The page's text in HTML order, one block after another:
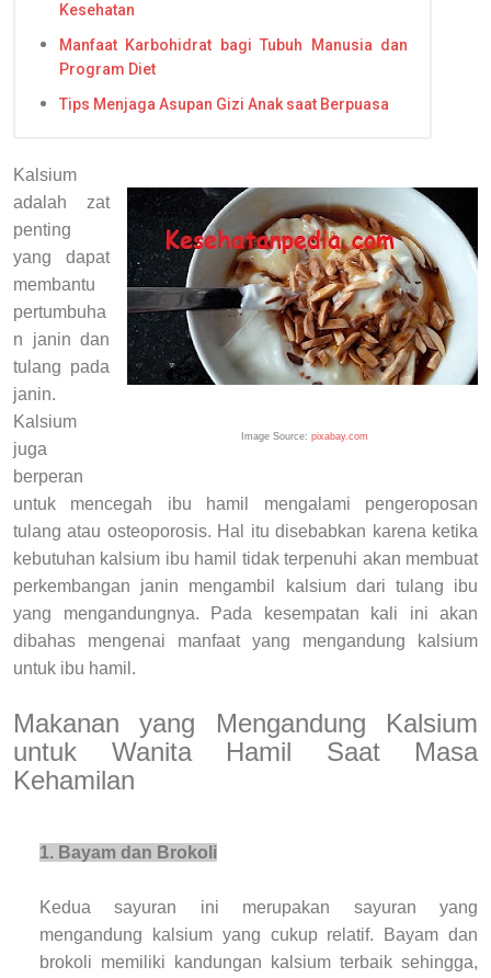
Kesehatan
Manfaat Karbohidrat bagi Tubuh Manusia dan
Program Diet
Tips Menjaga Asupan Gizi Anak saat Berpuasa
Image Source: pixabay.com
Kalsium
adalah zat
penting
yang dapat
membantu
pertumbuha
n janin dan
tulang pada
janin.
Kalsium
juga
berperan
untuk mencegah ibu hamil mengalami pengeroposan
tulang atau osteoporosis. Hal itu disebabkan karena ketika
kebutuhan kalsium ibu hamil tidak terpenuhi akan membuat
perkembangan janin mengambil kalsium dari tulang ibu
yang mengandungnya. Pada kesempatan kali ini akan
dibahas mengenai manfaat yang mengandung kalsium
untuk ibu hamil.
Makanan yang Mengandung Kalsium
untuk Wanita Hamil Saat Masa
Kehamilan
1. Bayam dan Brokoli
Kedua sayuran ini merupakan sayuran yang
mengandung kalsium yang cukup relatif. Bayam dan
brokoli memiliki kandungan kalsium terbaik sehingga,